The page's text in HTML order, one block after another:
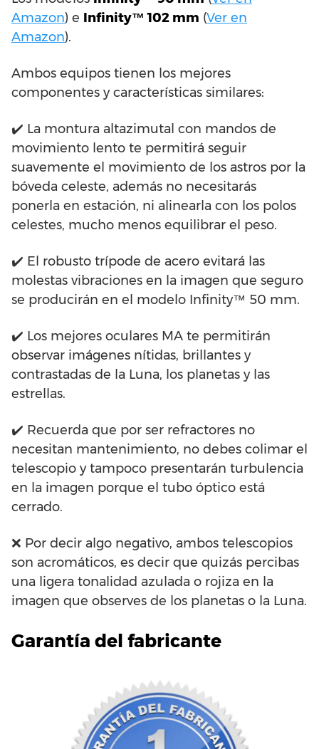
Amazon) e Infinity™ 102 mm (Ver en
Amazon).
Ambos equipos tienen los mejores
componentes y características similares:
✔️ La montura altazimutal con mandos de
movimiento lento te permitirá seguir
suavemente el movimiento de los astros por la
bóveda celeste, además no necesitarás
ponerla en estación, ni alinearla con los polos
celestes, mucho menos equilibrar el peso.
✔️ El robusto trípode de acero evitará las
molestas vibraciones en la imagen que seguro
se producirán en el modelo Infinity™ 50 mm.
✔️ Los mejores oculares MA te permitirán
observar imágenes nítidas, brillantes y
contrastadas de la Luna, los planetas y las
estrellas.
✔️ Recuerda que por ser refractores no
necesitan mantenimiento, no debes colimar el
telescopio y tampoco presentarán turbulencia
en la imagen porque el tubo óptico está
cerrado.
❌ Por decir algo negativo, ambos telescopios
son acromáticos, es decir que quizás percibas
una ligera tonalidad azulada o rojiza en la
imagen que observes de los planetas o la Luna.
Garantía del fabricante